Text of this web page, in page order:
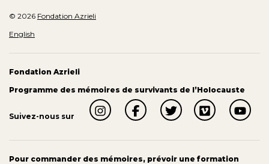
© 2026 Fondation Azrieli
English
Fondation Azrieli
Programme des mémoires de survivants de l’Holocauste
Suivez-nous sur
Pour commander des mémoires, prévoir une formation